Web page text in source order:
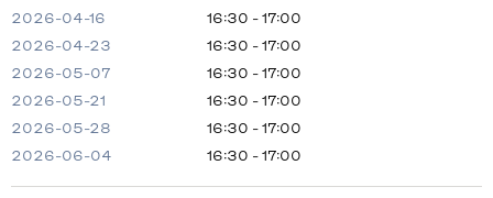
2026-04-16
16:30 - 17:00
2026-04-23
16:30 - 17:00
2026-05-07
16:30 - 17:00
2026-05-21
16:30 - 17:00
2026-05-28
16:30 - 17:00
2026-06-04
16:30 - 17:00